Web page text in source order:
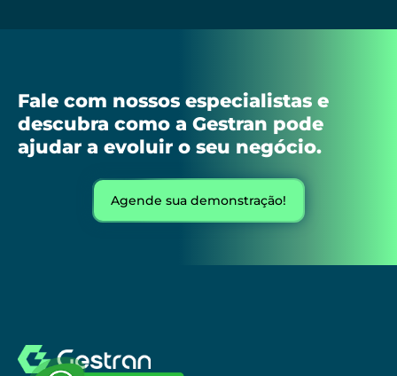
Fale com nossos especialistas e
descubra como a Gestran pode
ajudar a evoluir o seu negócio.
Agende sua demonstração!